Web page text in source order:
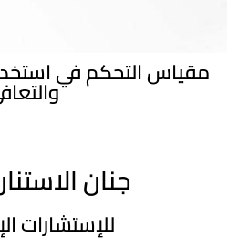
مقياس التحكم في
جنان
للإستشارات